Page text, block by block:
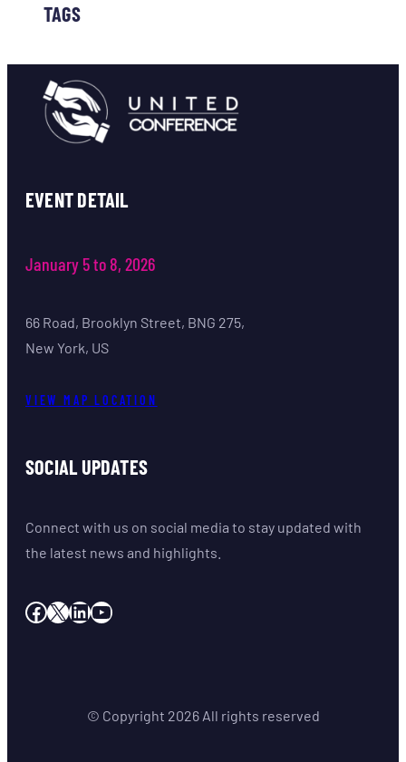
TAGS
EVENT DETAIL
January 5 to 8, 2026
66 Road, Brooklyn Street, BNG 275,
New York, US
VIEW MAP LOCATION
SOCIAL UPDATES
Connect with us on social media to stay updated with
the latest news and highlights.
Facebook X LinkedIn YouTube
© Copyright 2026All rights reserved